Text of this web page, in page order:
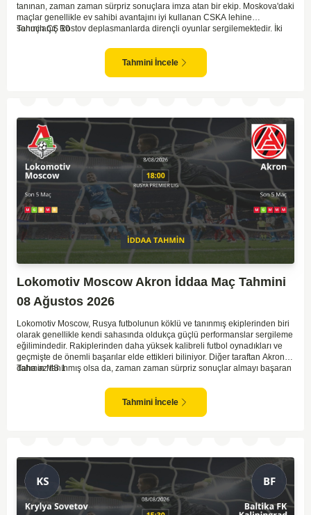
tanınan, zaman zaman sürpriz sonuçlara imza atan bir ekip. Moskova'daki
maçlar genellikle ev sahibi avantajını iyi kullanan CSKA lehine
sonuçlanır. Rostov deplasmanlarda dirençli oyunlar sergilemektedir. İki
göstermektedir. CSKA'nın evinde oynayacak olması ve genel istatistikler
göz önüne alındığında, CSKA'nın sahasında kolay kolay puan
kaybetmeyeceğini söyleyebiliriz.
Tahmin ÇŞ 10
Tahmini İncele
Lokomotiv Moscow Akron İddaa Maç Tahmini
08 Ağustos 2026
Lokomotiv Moscow, Rusya futbolunun köklü ve tanınmış ekiplerinden biri
olarak genellikle kendi sahasında oldukça güçlü performanslar sergileme
eğilimindedir. Rakiplerinden daha yüksek kalibreli futbol oynadıkları ve
geçmişte de önemli başarılar elde ettikleri biliniyor. Diğer taraftan Akron,
daha az tanınmış olsa da, zaman zaman sürpriz sonuçlar almayı başaran
ve güçlü ekipler karşısında istikrarlı bir performans sergilemekte
zorlanabilirler. Lokomotiv Moscow'un mevcut form durumunun ve evinde
oynama avantajının, bu karşılaşmada belirleyici olması muhtemel
Tahmin MS 1
Tahmini İncele